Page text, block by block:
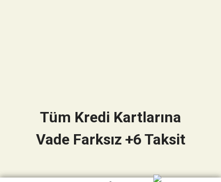
Tüm Kredi Kartlarına
Vade Farksız +6 Taksit